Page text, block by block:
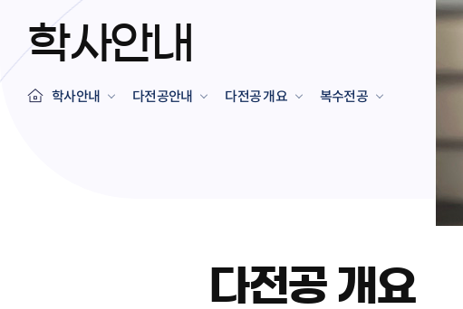
학사안내
학사안내 다전공안내 다전공 개요 복수전공
다전공 개요